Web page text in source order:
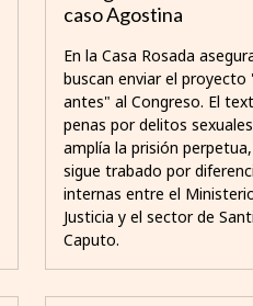
caso Agostina
En la Casa Rosada
buscan enviar el proyecto
antes" al Congreso. El
penas por delitos
amplía la prisión
sigue trabado por
internas entre el
Justicia y el sector de
Caputo.